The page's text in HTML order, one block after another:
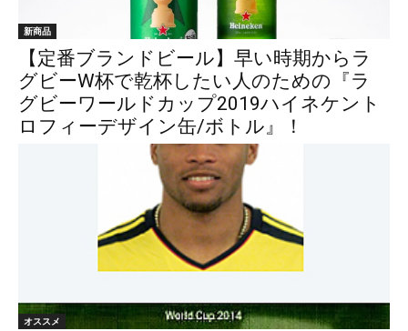
新商品
【定番ブランドビール】早い時期からラ
グビーW杯で乾杯したい人のための『ラ
グビーワールドカップ2019ハイネケント
ロフィーデザイン缶/ボトル』！
オススメ